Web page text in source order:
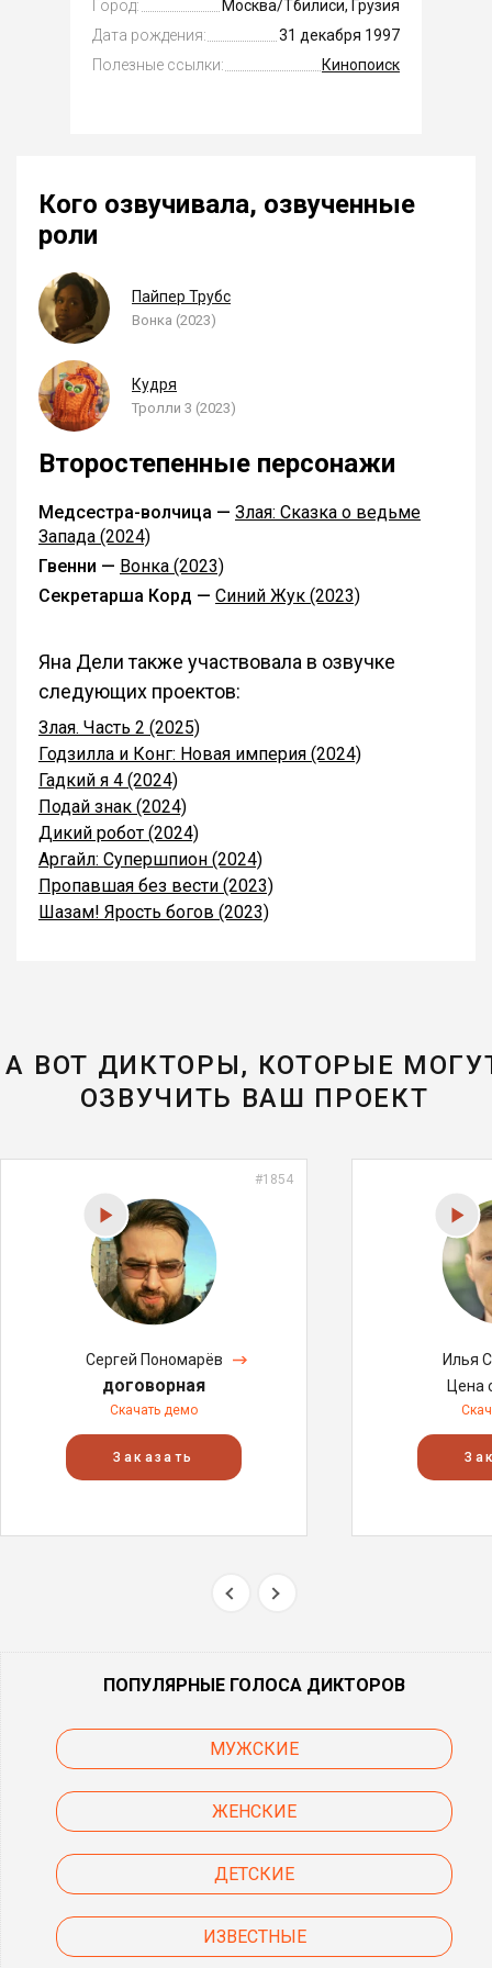
Город:
Москва/Тбилиси, Грузия
Дата рождения:
31 декабря 1997
Полезные ссылки:
Кинопоиск
Кого озвучивала, озвученные
роли
Пайпер Трубс
Вонка (2023)
Кудря
Тролли 3 (2023)
Второстепенные персонажи
Медсестра-волчица — Злая: Сказка о ведьме
Запада (2024)
Гвенни — Вонка (2023)
Секретарша Корд — Синий Жук (2023)
Яна Дели также участвовала в озвучке
следующих проектов:
Злая. Часть 2 (2025)
Годзилла и Конг: Новая империя (2024)
Гадкий я 4 (2024)
Подай знак (2024)
Дикий робот (2024)
Аргайл: Супершпион (2024)
Пропавшая без вести (2023)
Шазам! Ярость богов (2023)
А ВОТ ДИКТОРЫ, КОТОРЫЕ
ОЗВУЧИТЬ ВАШ ПРОЕКТ
#1854
Сергей Пономарёв
договорная
Скачать демо
Заказать
Илья
Цена
ПОПУЛЯРНЫЕ ГОЛОСА ДИКТОРОВ
МУЖСКИЕ
ЖЕНСКИЕ
ДЕТСКИЕ
ИЗВЕСТНЫЕ